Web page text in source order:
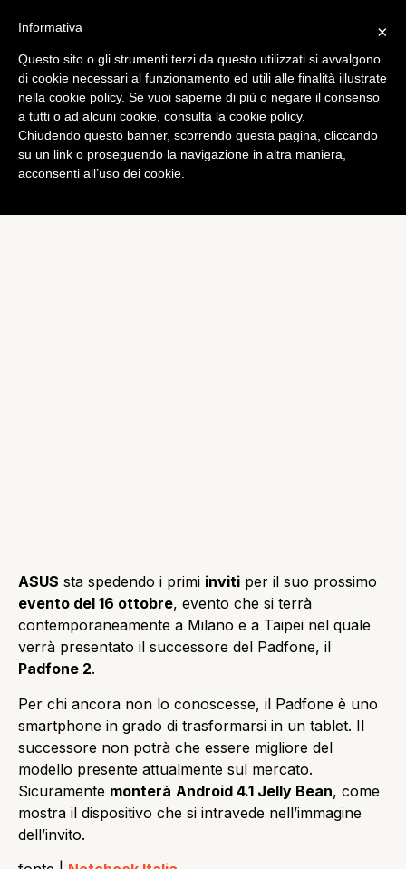
Mobile
Padfone 2: ASUS lo
annuncerà il 16 ottobre
di Alessandro Moretti
ASUS sta spedendo i primi inviti per il suo prossimo
evento del 16 ottobre, evento che si terrà
contemporaneamente a Milano e a Taipei nel quale
verrà presentato il successore del Padfone, il
Padfone 2.
Per chi ancora non lo conoscesse, il Padfone è uno
smartphone in grado di trasformarsi in un tablet. Il
successore non potrà che essere migliore del
modello presente attualmente sul mercato.
Sicuramente monterà Android 4.1 Jelly Bean, come
mostra il dispositivo che si intravede nell’immagine
dell’invito.
×
Informativa
Questo sito o gli strumenti terzi da questo utilizzati si avvalgono
di cookie necessari al funzionamento ed utili alle finalità illustrate
nella cookie policy. Se vuoi saperne di più o negare il consenso
a tutti o ad alcuni cookie, consulta la cookie policy.
Chiudendo questo banner, scorrendo questa pagina, cliccando
su un link o proseguendo la navigazione in altra maniera,
acconsenti all’uso dei cookie.